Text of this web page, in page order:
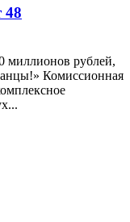
48
миллионов рублей,
Комиссионная